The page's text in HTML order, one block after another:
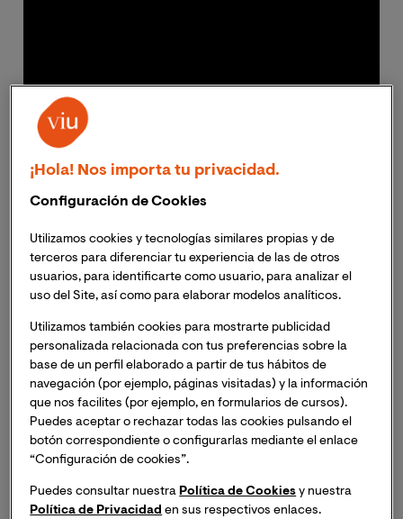
La Dra. Patricia Castellanos, Vicedecana de la
Facultad de Artes, Humanidades y Comunicación
de VIU, participa como jurado en la revisión de los
proyectos finalistas
Estos premios han sido creados para reconocer a
las personas, empresas e instituciones del sector
que por su liderazgo están inspirando y
transformando la forma de hacer turismo en
¡Hola! Nos importa tu privacidad.
Configuración de Cookies
Utilizamos cookies y tecnologías similares propias y de
terceros para diferenciar tu experiencia de las de otros
usuarios, para identificarte como usuario, para analizar el
uso del Site, así como para elaborar modelos analíticos.
Utilizamos también cookies para mostrarte publicidad
personalizada relacionada con tus preferencias sobre la
base de un perfil elaborado a partir de tus hábitos de
navegación (por ejemplo, páginas visitadas) y la información
que nos facilites (por ejemplo, en formularios de cursos).
Puedes aceptar o rechazar todas las cookies pulsando el
botón correspondiente o configurarlas mediante el enlace
“Configuración de cookies”.
Puedes consultar nuestra Política de Cookies y nuestra
Política de Privacidad en sus respectivos enlaces.